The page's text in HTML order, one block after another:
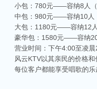
小包：780元——容纳8人（
中包：980元——容纳10人
大包：1180元——容纳12人
豪华包：1580元——容纳
营业时间：下午4:00至凌
风云KTV以其亲民的价格
每位客户都能享受唱歌的